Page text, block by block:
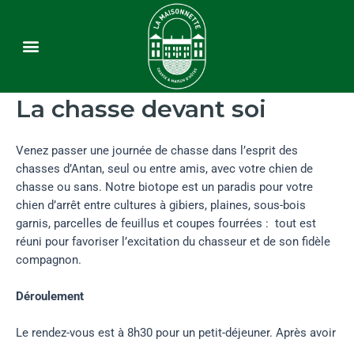
La chasse devant soi
Venez passer une journée de chasse dans l’esprit des
chasses d’Antan, seul ou entre amis, avec votre chien de
chasse ou sans. Notre biotope est un paradis pour votre
chien d’arrêt entre cultures à gibiers, plaines, sous-bois
garnis, parcelles de feuillus et coupes fourrées : tout est
réuni pour favoriser l’excitation du chasseur et de son fidèle
compagnon.
Déroulement
Le rendez-vous est à 8h30 pour un petit-déjeuner. Après avoir